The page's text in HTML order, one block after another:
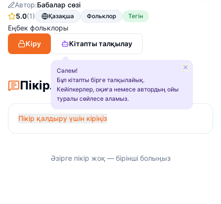
Автор:Бабалар сөзі
5.0(1) Қазақша Фольклор Тегін
Еңбек фольклоры
Кіру
Кітапты талқылау
Сәлем!
Бұл кітапты бірге талқылайық.
Кейіпкерлер, оқиға немесе автордың ойы
туралы сөйлесе аламыз.
Пікірлер
Пікір қалдыру үшін кіріңіз
Әзірге пікір жоқ — бірінші болыңыз